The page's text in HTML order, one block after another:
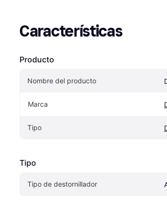
Características
Producto
Nombre del producto
Marca
Tipo
Tipo
Tipo de destornillador